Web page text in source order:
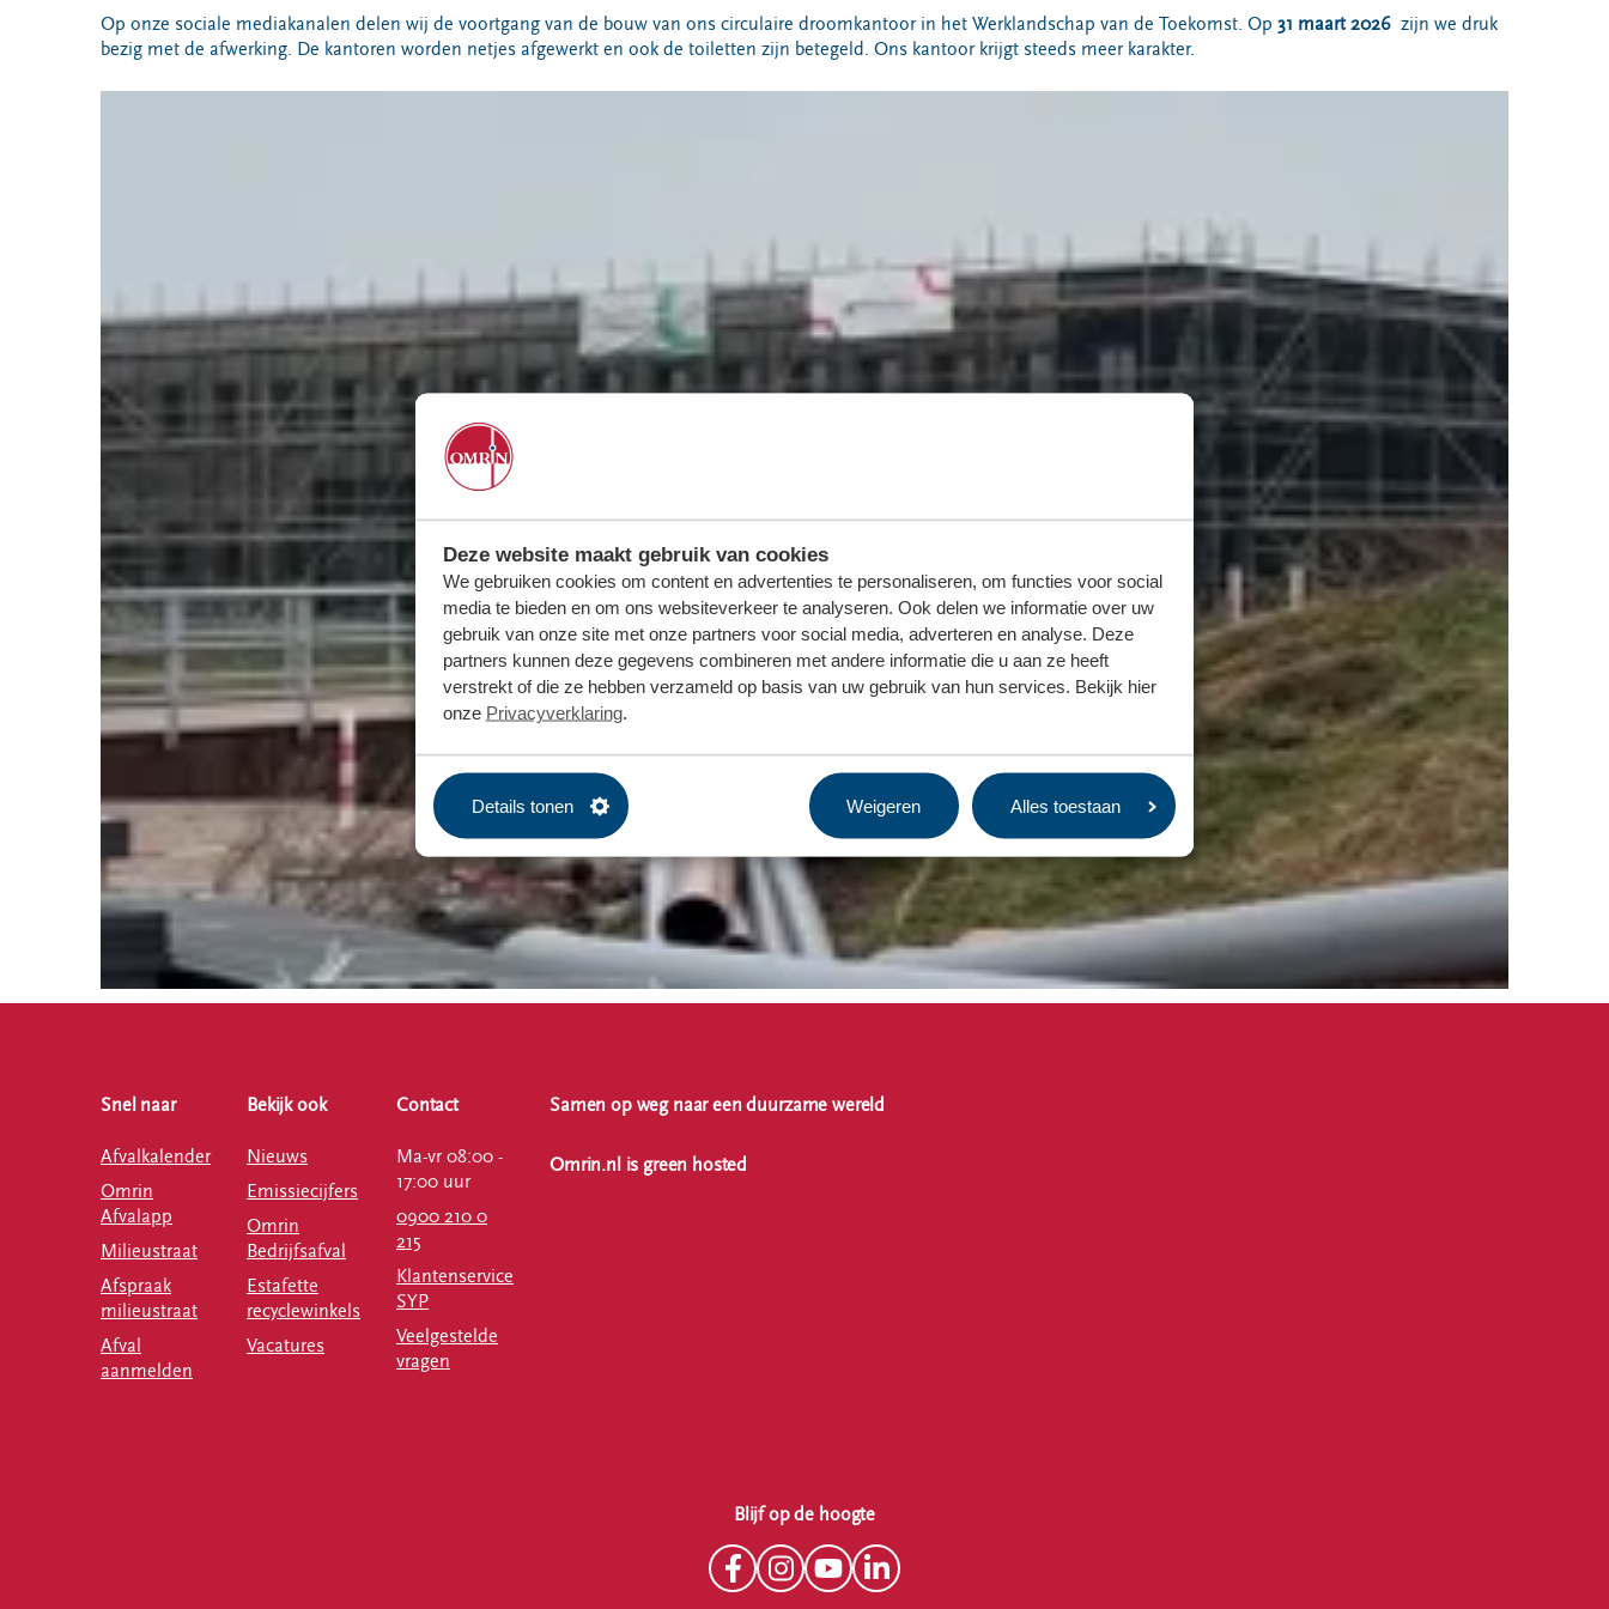
Deze website maakt gebruik van cookies
We gebruiken cookies om content en advertenties te personaliseren, om functies voor social
media te bieden en om ons websiteverkeer te analyseren. Ook delen we informatie over uw
gebruik van onze site met onze partners voor social media, adverteren en analyse. Deze
partners kunnen deze gegevens combineren met andere informatie die u aan ze heeft
verstrekt of die ze hebben verzameld op basis van uw gebruik van hun services. Bekijk hier
onze Privacyverklaring.
Details tonen Weigeren Alles toestaan
Milieupas
aanvragen
Hier werken
we aan
Ecopark De
vragen
Voor leveranciers en bezoekers
Op onze sociale mediakanalen delen wij de voortgang van de bouw van ons circulaire droomkantoor in het Werklandschap van de Toekomst. Op 31 maart 2026 zijn we druk
bezig met de afwerking. De kantoren worden netjes afgewerkt en ook de toiletten zijn betegeld. Ons kantoor krijgt steeds meer karakter.
Snel naar
Afvalkalender
Omrin
Afvalapp
Milieustraat
Afspraak
milieustraat
Afval
aanmelden
Bekijk ook
Nieuws
Emissiecijfers
Omrin
Bedrijfsafval
Estafette
recyclewinkels
Vacatures
Contact
Ma-vr 08:00 -
17:00 uur
0900 210 0
215
Klantenservice
SYP
Veelgestelde
vragen
Samen op weg naar een duurzame wereld
Omrin.nl is green hosted
Blijf op de hoogte